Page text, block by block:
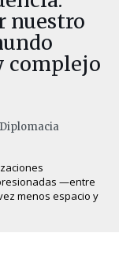
nuestro
complejo
—entre
menos espacio y